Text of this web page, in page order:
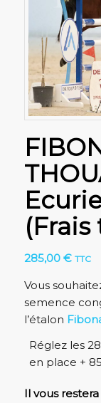
285,00 € TTC
Vous
semence
l’étalon
Réglez les
en place +
Il vous